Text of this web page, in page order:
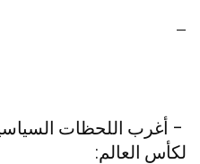
—
– أغرب اللحظات
لكأس العالم: